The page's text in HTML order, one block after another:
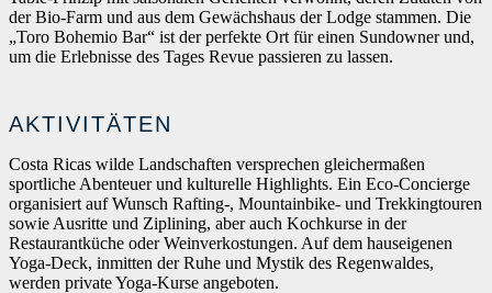
der Bio-Farm und aus dem Gewächshaus der Lodge stammen. Die
„Toro Bohemio Bar“ ist der perfekte Ort für einen Sundowner und,
um die Erlebnisse des Tages Revue passieren zu lassen.
AKTIVITÄTEN
Costa Ricas wilde Landschaften versprechen gleichermaßen
sportliche Abenteuer und kulturelle Highlights. Ein Eco-Concierge
organisiert auf Wunsch Rafting-, Mountainbike- und Trekkingtouren
sowie Ausritte und Ziplining, aber auch Kochkurse in der
Restaurantküche oder Weinverkostungen. Auf dem hauseigenen
Yoga-Deck, inmitten der Ruhe und Mystik des Regenwaldes,
werden private Yoga-Kurse angeboten.